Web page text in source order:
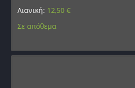
Λιανική: 12,50€
Σε απόθεμα